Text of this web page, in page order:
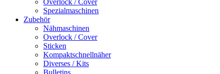
Overlock / Cover
Spezialmaschinen
Zubehör
Nähmaschinen
Overlock / Cover
Sticken
Kompaktschnellnäher
Diverses / Kits
Bulletins